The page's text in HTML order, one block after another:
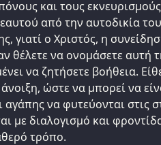
και τους
από την αυτοδικία
γιατί ο Χριστός, η
θέλετε να ονομάσετε αυτή
να ζητήσετε βοήθεια.
ώστε να μπορεί να
να φυτεύονται στις
με διαλογισμό και
τρόπο.